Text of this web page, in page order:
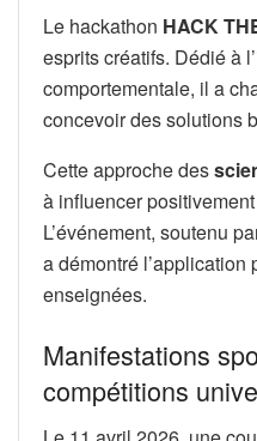
Le hackathon HACK
esprits créatifs. Dédié à
comportementale, il a
concevoir des solutions
Cette approche des
à influencer
L’événement, soutenu
a démontré l’application
enseignées.
Manifestations
compétitions